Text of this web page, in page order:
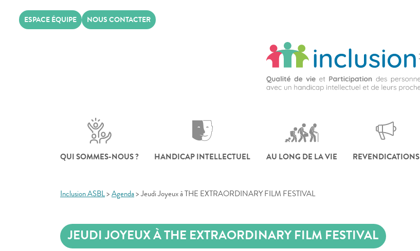
ESPACE ÉQUIPE NOUS CONTACTER
QUI SOMMES-NOUS ? HANDICAP INTELLECTUEL AU LONG DE LA VIE REVENDICATIONS
Inclusion ASBL> Agenda >Jeudi Joyeux à THE EXTRAORDINARY FILM FESTIVAL
JEUDI JOYEUX À THE EXTRAORDINARY FILM FESTIVAL